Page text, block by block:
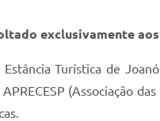
exclusivamente
Turística de
(Associação